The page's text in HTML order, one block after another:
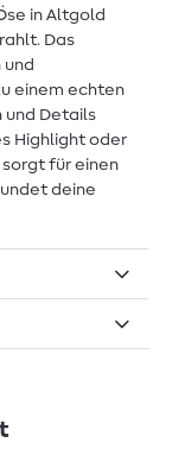
in Altgold
Das
einem echten
und Details
Highlight oder
für einen
deine